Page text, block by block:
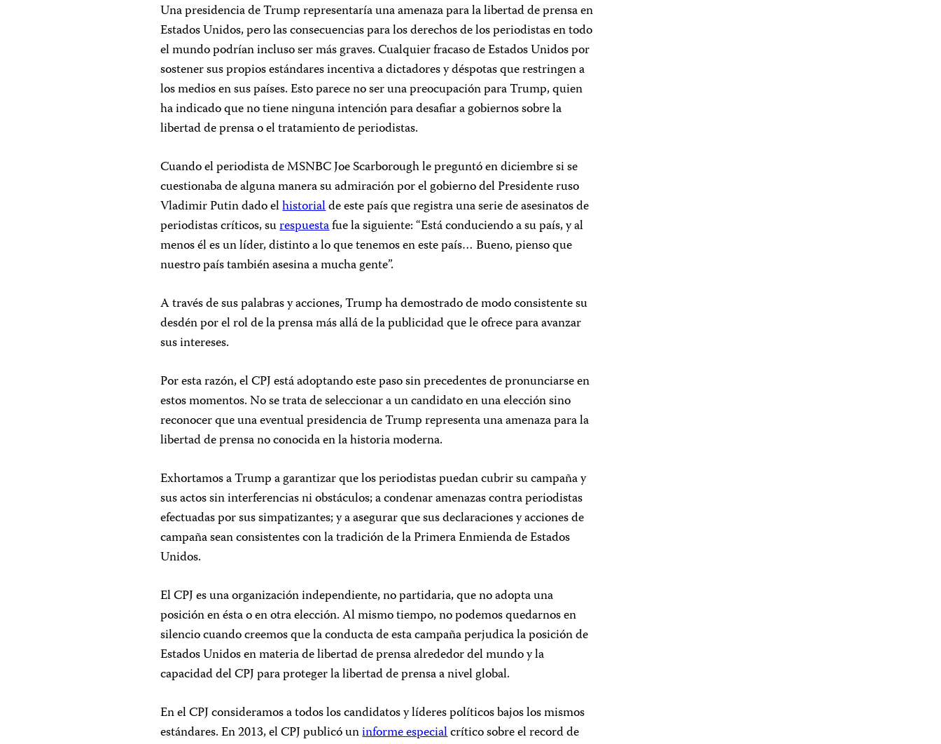
Una presidencia de Trump representaría una amenaza para la libertad de prensa en
Estados Unidos, pero las consecuencias para los derechos de los periodistas en todo
el mundo podrían incluso ser más graves. Cualquier fracaso de Estados Unidos por
sostener sus propios estándares incentiva a dictadores y déspotas que restringen a
los medios en sus países. Esto parece no ser una preocupación para Trump, quien
ha indicado que no tiene ninguna intención para desafiar a gobiernos sobre la
libertad de prensa o el tratamiento de periodistas.
Cuando el periodista de MSNBC Joe Scarborough le preguntó en diciembre si se
cuestionaba de alguna manera su admiración por el gobierno del Presidente ruso
Vladimir Putin dado elhistorialde este país que registra una serie de asesinatos de
periodistas críticos, surespuestafue la siguiente: “Está conduciendo a su país, y al
menos él es un líder, distinto a lo que tenemos en este país… Bueno, pienso que
nuestro país también asesina a mucha gente”.
A través de sus palabras y acciones, Trump ha demostrado de modo consistente su
desdén por el rol de la prensa más allá de la publicidad que le ofrece para avanzar
sus intereses.
Por esta razón, el CPJ está adoptando este paso sin precedentes de pronunciarse en
estos momentos. No se trata de seleccionar a un candidato en una elección sino
reconocer que una eventual presidencia de Trump representa una amenaza para la
libertad de prensa no conocida en la historia moderna.
Exhortamos a Trump a garantizar que los periodistas puedan cubrir su campaña y
sus actos sin interferencias ni obstáculos; a condenar amenazas contra periodistas
efectuadas por sus simpatizantes; y a asegurar que sus declaraciones y acciones de
campaña sean consistentes con la tradición de la Primera Enmienda de Estados
Unidos.
El CPJ es una organización independiente, no partidaria, que no adopta una
posición en ésta o en otra elección. Al mismo tiempo, no podemos quedarnos en
silencio cuando creemos que la conducta de esta campaña perjudica la posición de
Estados Unidos en materia de libertad de prensa alrededor del mundo y la
capacidad del CPJ para proteger la libertad de prensa a nivel global.
En el CPJ consideramos a todos los candidatos y líderes políticos bajos los mismos
estándares. En 2013, el CPJ publicó uninforme especialcrítico sobre el record de